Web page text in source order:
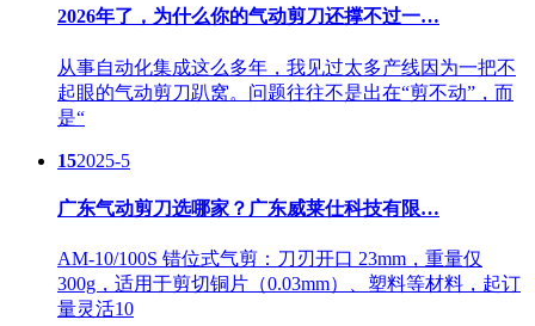
2026年了，为什么你的气动剪刀还撑不过一…
从事自动化集成这么多年，我见过太多产线因为一把不
起眼的气动剪刀趴窝。问题往往不是出在“剪不动”，而
是“
152025-5
广东气动剪刀选哪家？广东威莱仕科技有限…
AM-10/100S 错位式气剪：刀刃开口 23mm，重量仅
300g，适用于剪切铜片（0.03mm）、塑料等材料，起订
量灵活10